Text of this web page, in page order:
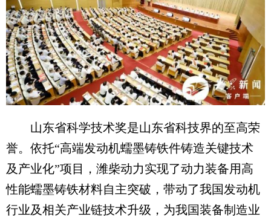
山东省科学技术奖是山东省科技界的至高荣
誉。依托“高端发动机蠕墨铸铁件铸造关键技术
及产业化”项目，潍柴动力实现了动力装备用高
性能蠕墨铸铁材料自主突破，带动了我国发动机
行业及相关产业链技术升级，为我国装备制造业